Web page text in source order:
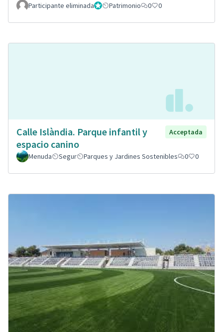
Participante eliminadaAdministrador
Patrimonio 0 0
Calle Islàndia. Parque infantil y
espacio canino
Acceptada
Menuda Segur Parques y Jardines Sostenibles 0 0